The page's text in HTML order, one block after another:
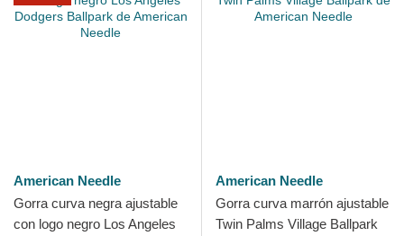
American Needle
Gorra curva negra ajustable
con logo negro Los Angeles
American Needle
Gorra curva marrón ajustable
Twin Palms Village Ballpark